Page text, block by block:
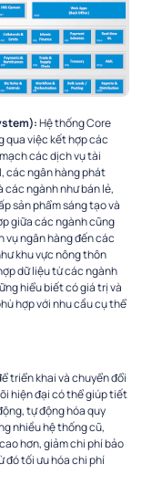
Hệ thống Core
qua việc kết hợp các
các dịch vụ tài
các ngân hàng phát
các ngành như bán lẻ,
sản phẩm sáng tạo và
giữa các ngành cũng
ngân hàng đến các
khu vực nông thôn
dữ liệu từ các ngành
hiểu biết có giá trị và
hợp với nhu cầu cụ thể
triển khai và chuyển đổi
hiện đại có thể giúp tiết
tự động hóa quy
nhiều hệ thống cũ,
hơn, giảm chi phí bảo
đó tối ưu hóa chi phí